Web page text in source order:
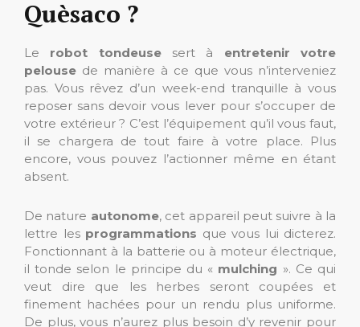
Quèsaco ?
Le robot tondeusesert à entretenir votre
pelouse de manière à ce que vous n’interveniez
pas. Vous rêvez d’un week-end tranquille à vous
reposer sans devoir vous lever pour s’occuper de
votre extérieur ? C’est l’équipement qu’il vous faut,
il se chargera de tout faire à votre place. Plus
encore, vous pouvez l’actionner même en étant
absent.
De nature autonome, cet appareil peut suivre à la
lettre les programmations que vous lui dicterez.
Fonctionnant à la batterie ou à moteur électrique,
il tonde selon le principe du « mulching ». Ce qui
veut dire que les herbes seront coupées et
finement hachées pour un rendu plus uniforme.
De plus, vous n’aurez plus besoin d’y revenir pour